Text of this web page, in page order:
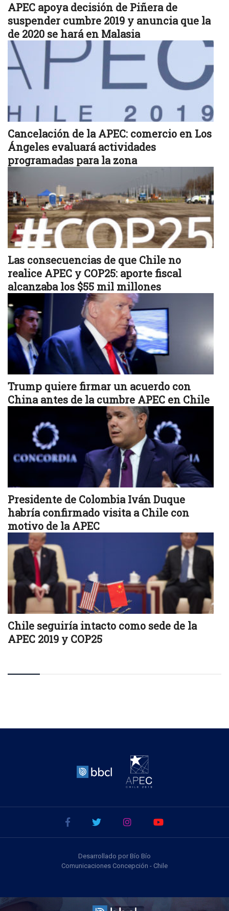
APEC apoya decisión de Piñera de
suspender cumbre 2019 y anuncia que la
de 2020 se hará en Malasia
Cancelación de la APEC: comercio en Los
Ángeles evaluará actividades
programadas para la zona
Las consecuencias de que Chile no
realice APEC y COP25: aporte fiscal
alcanzaba los $55 mil millones
Trump quiere firmar un acuerdo con
China antes de la cumbre APEC en Chile
Presidente de Colombia Iván Duque
habría confirmado visita a Chile con
motivo de la APEC
Chile seguiría intacto como sede de la
APEC 2019 y COP25
Desarrollado por Bío Bío
Comunicaciones Concepción - Chile